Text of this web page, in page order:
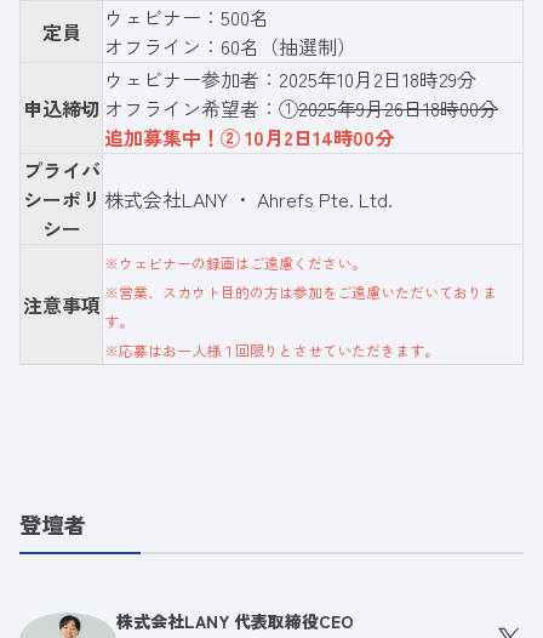
定員
ウェビナー：500名
オフライン：60名（抽選制）
申込締切
ウェビナー参加者：2025年10月2日18時29分
オフライン希望者：①2025年9月26日18時00分
追加募集中！② 10月2日14時00分
プライバ
シーポリ
シー
株式会社LANY ・ Ahrefs Pte. Ltd.
注意事項
※ウェビナーの録画はご遠慮ください。
※営業、スカウト目的の方は参加をご遠慮いただいておりま
す。
※応募はお一人様１回限りとさせていただきます。
登壇者
株式会社LANY 代表取締役CEO